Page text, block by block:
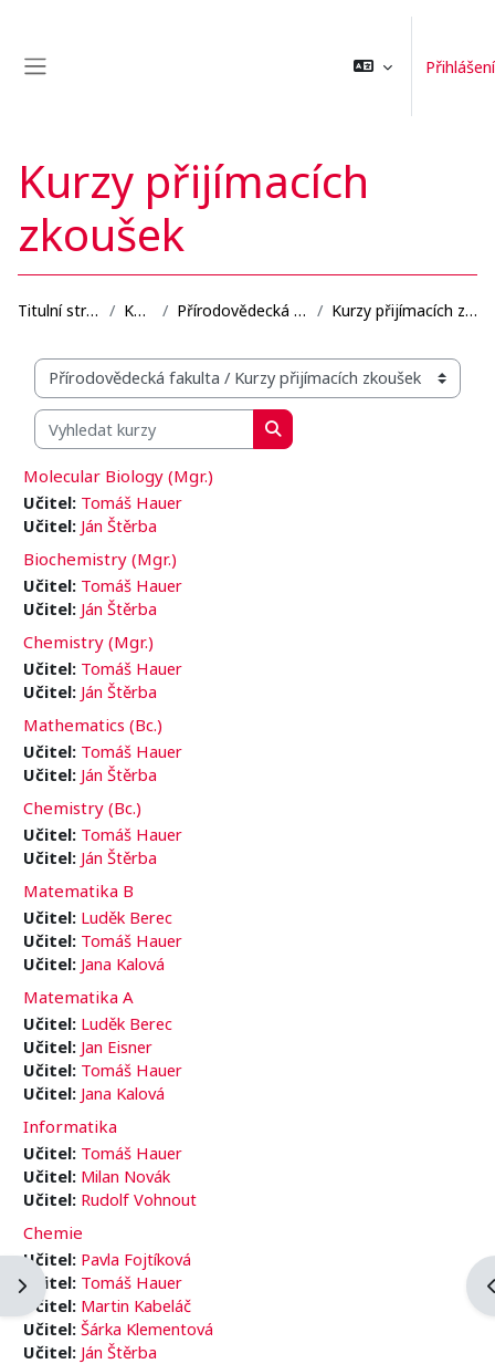
Přihlášení
Otevřít panel bloku
Kurzy přijímacích
zkoušek
Titulní stránka Kurzy Přírodovědecká fakulta Kurzy přijímacích zkoušek
Organizační struktura kurzů
Vyhledat kurzy
Vyhledat kurzy
Molecular Biology (Mgr.)
Učitel: Tomáš Hauer
Učitel: Ján Štěrba
Biochemistry (Mgr.)
Učitel: Tomáš Hauer
Učitel: Ján Štěrba
Chemistry (Mgr.)
Učitel: Tomáš Hauer
Učitel: Ján Štěrba
Mathematics (Bc.)
Učitel: Tomáš Hauer
Učitel: Ján Štěrba
Chemistry (Bc.)
Učitel: Tomáš Hauer
Učitel: Ján Štěrba
Matematika B
Učitel: Luděk Berec
Učitel: Tomáš Hauer
Učitel: Jana Kalová
Matematika A
Učitel: Luděk Berec
Učitel: Jan Eisner
Učitel: Tomáš Hauer
Učitel: Jana Kalová
Informatika
Učitel: Tomáš Hauer
Učitel: Milan Novák
Učitel: Rudolf Vohnout
Chemie
Učitel: Pavla Fojtíková
Učitel: Tomáš Hauer
Učitel: Martin Kabeláč
Učitel: Šárka Klementová
Učitel: Ján Štěrba